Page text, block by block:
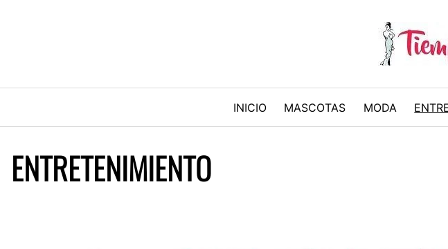
INICIO MASCOTAS MODA
ENTRETENIMIENTO